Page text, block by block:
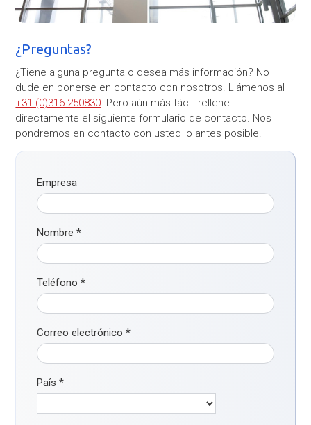
¿Preguntas?
¿Tiene alguna pregunta o desea más información? No
dude en ponerse en contacto con nosotros. Llámenos al
+31 (0)316-250830. Pero aún más fácil: rellene
directamente el siguiente formulario de contacto. Nos
pondremos en contacto con usted lo antes posible.
Empresa
Nombre*
Teléfono*
Correo electrónico*
País*